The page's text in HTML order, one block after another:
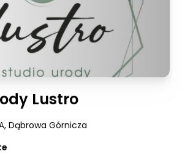
Lustro
, Dąbrowa Górnicza